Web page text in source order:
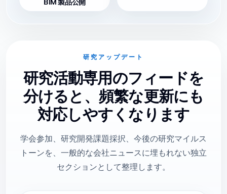
BIM 製品公開
研究アップデート
研究活動専用のフィードを
分けると、頻繁な更新にも
対応しやすくなります
学会参加、研究開発課題採択、今後の研究マイルス
トーンを、一般的な会社ニュースに埋もれない独立
セクションとして整理します。